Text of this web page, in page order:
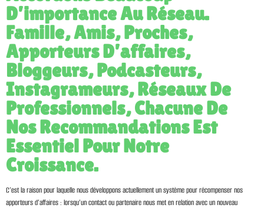
D’importance Au Réseau.
Famille, Amis, Proches,
Apporteurs D’affaires,
Bloggeurs, Podcasteurs,
Instagrameurs, Réseaux De
Professionnels, Chacune De
Nos Recommandations Est
Essentiel Pour Notre
Croissance.
C’est la raison pour laquelle nous développons actuellement un système pour récompenser nos
apporteurs d’affaires : lorsqu’un contact ou partenaire nous met en relation avec un nouveau